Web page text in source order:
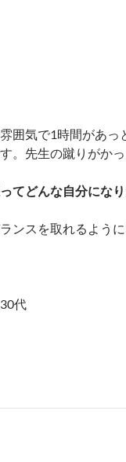
囲気で1時間があっ
。先生の蹴りがかっ
てどんな自分にな
ンスを取れるように
代